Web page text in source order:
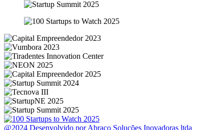
@2024 Desenvolvido por Abraço Soluções Inovadoras ltda